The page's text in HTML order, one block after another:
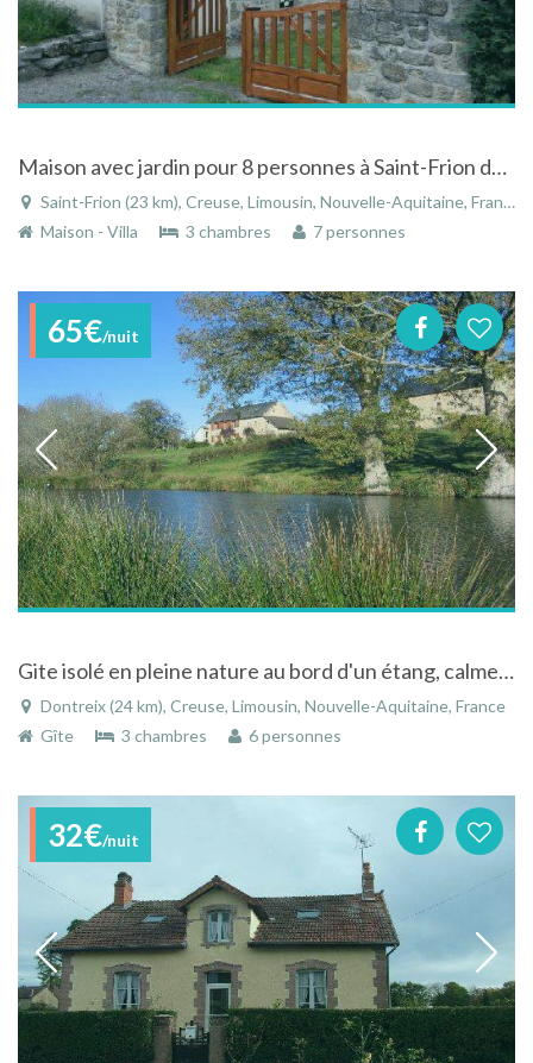
Maison avec jardin pour 8 personnes à Saint-Frion dans le Limousin
Saint-Frion (23 km), Creuse, Limousin, Nouvelle-Aquitaine, France
Maison - Villa
3 chambres 7 personnes
65€/nuit
Gite isolé en pleine nature au bord d'un étang, calme et bucolique dans le Limousin
Dontreix (24 km), Creuse, Limousin, Nouvelle-Aquitaine, France
Gîte
3 chambres 6 personnes
32€/nuit